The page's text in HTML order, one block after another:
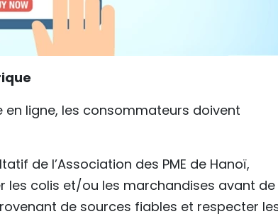
ligne, les consommateurs doivent
de l’Association des PME de Hanoï,
les colis et/ou les marchandises avant de
de sources fiables et respecter